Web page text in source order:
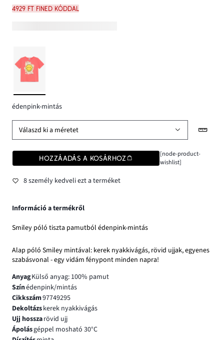
4929 Ft FINED kóddal
édenpink-mintás
Válaszd ki a méretet
HOZZÁADÁS A KOSÁRHOZ
[node-product-
wishlist]
8 személy kedveli ezt a terméket
Információ a termékről
Smiley póló tiszta pamutból édenpink-mintás
Alap póló Smiley mintával: kerek nyakkivágás, rövid ujjak, egyenes
szabásvonal - egy vidám fénypont minden napra!
AnyagKülső anyag: 100% pamut
Színédenpink/mintás
Cikkszám97749295
Dekoltázskerek nyakkivágás
Ujj hosszarövid ujj
Ápolásgéppel mosható 30°C